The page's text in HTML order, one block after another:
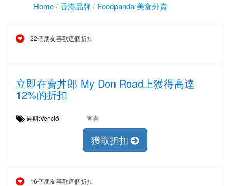
Home/香港品牌/ Foodpanda 美食外賣
22個朋友喜歡這個折扣
立即在賣丼郎 My Don Road上獲得高達
12%的折扣
過期:Venció 查看
獲取折扣
16個朋友喜歡這個折扣